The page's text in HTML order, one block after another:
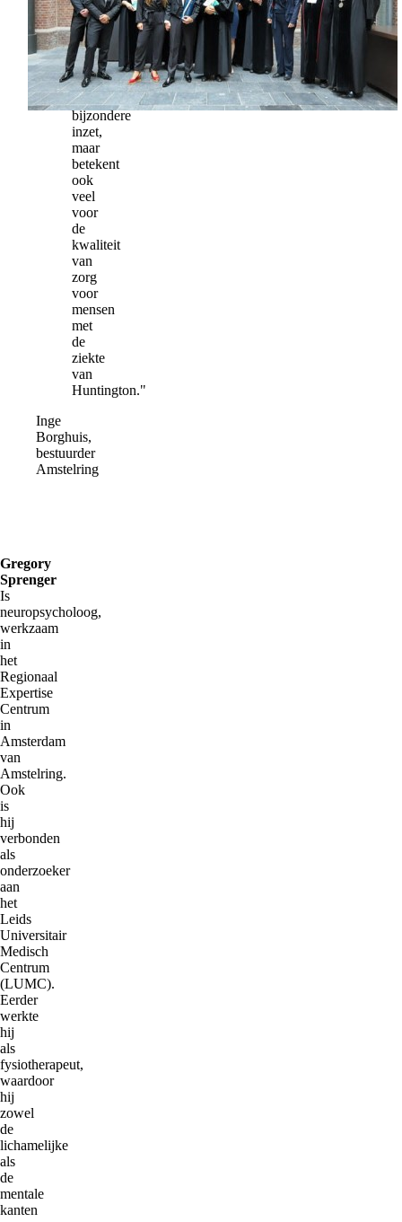
Deze
promotie
onderstreept
niet
alleen
zijn
bijzondere
inzet,
maar
betekent
ook
veel
voor
de
kwaliteit
van
zorg
voor
mensen
met
de
ziekte
van
Huntington."
Inge
Borghuis,
bestuurder
Amstelring
Gregory
Sprenger
Is
neuropsycholoog,
werkzaam
in
het
Regionaal
Expertise
Centrum
in
Amsterdam
van
Amstelring.
Ook
is
hij
verbonden
als
onderzoeker
aan
het
Leids
Universitair
Medisch
Centrum
(LUMC).
Eerder
werkte
hij
als
fysiotherapeut,
waardoor
hij
zowel
de
lichamelijke
als
de
mentale
kanten